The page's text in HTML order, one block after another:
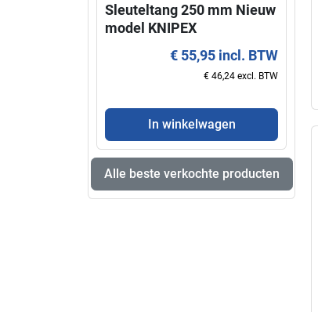
Sleuteltang 250 mm Nieuw
model KNIPEX
€ 55,95 incl. BTW
€ 46,24 excl. BTW
In winkelwagen
Alle beste verkochte producten